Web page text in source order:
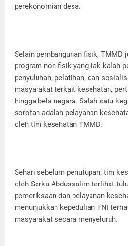
perekonomian desa.
Selain pembangunan fisik, TMMD
program non-fisik yang tak kalah
penyuluhan, pelatihan, dan
masyarakat terkait kesehatan,
hingga bela negara. Salah satu
sorotan adalah pelayanan
oleh tim kesehatan TMMD.
Sehari sebelum penutupan, tim
oleh Serka Abdussalim terlihat
pemeriksaan dan pelayanan
menunjukkan kepedulian TNI
masyarakat secara menyeluruh.